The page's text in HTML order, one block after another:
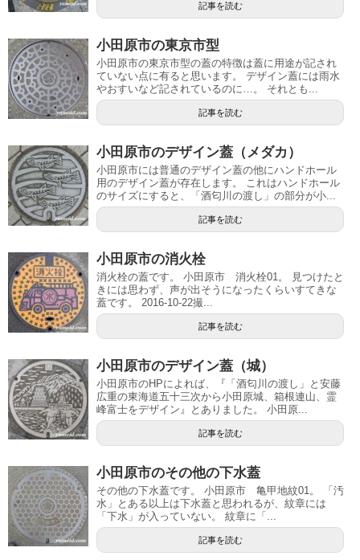
記事を読む
小田原市の東京市型
小田原市の東京市型の蓋の特徴は蓋に用途が記され
ていない点に有ると思います。 デザイン蓋には雨水
やおすいなど記されているのに…。 それとも...
記事を読む
小田原市のデザイン蓋（メダカ）
小田原市には普通のデザイン蓋の他にハンドホール
用のデザイン蓋が存在します。 これはハンドホール
のサイズにすると、「酒匂川の渡し」の部分が小...
記事を読む
小田原市の消火栓
消火栓の蓋です。 小田原市 消火栓01。 見つけたと
きには思わず、声が出そうになったくらいすてきな
蓋です。 2016-10-22撮...
記事を読む
小田原市のデザイン蓋（城）
小田原市のHPによれば、『「酒匂川の渡し」と安藤
広重の東海道五十三次から小田原城、箱根連山、霊
峰富士をデザイン』とありました。 小田原...
記事を読む
小田原市のその他の下水蓋
その他の下水蓋です。 小田原市 亀甲地紋01。 「汚
水」とある以上は下水蓋と思われるが、紋章には
「下水」が入っていない。 紋章に「...
記事を読む